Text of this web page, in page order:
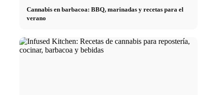
Cannabis en barbacoa: BBQ, marinadas y recetas para el
verano